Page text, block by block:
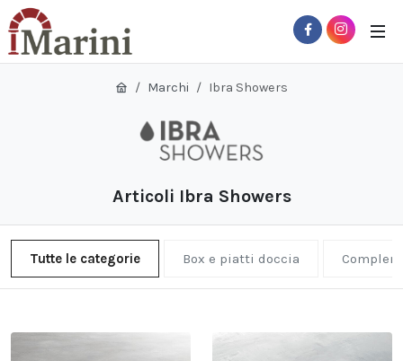
Marchi Ibra Showers
Articoli Ibra Showers
Tutte le categorie Box e piatti doccia